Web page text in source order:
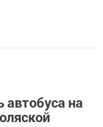
автобуса на